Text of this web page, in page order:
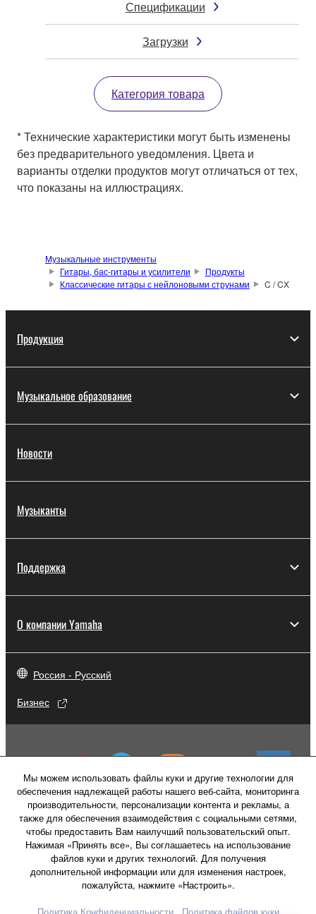
Спецификации
Загрузки
Категория товара
* Технические характеристики могут быть изменены
без предварительного уведомления. Цвета и
варианты отделки продуктов могут отличаться от тех,
что показаны на иллюстрациях.
Музыкальные инструменты
Гитары, бас-гитары и усилители
Продукты
Классические гитары с нейлоновыми струнами
C / CX
Продукция
Музыкальное образование
Новости
Музыканты
Поддержка
О компании Yamaha
Россия - Русский
Бизнес
Мы можем использовать файлы куки и другие технологии для
обеспечения надлежащей работы нашего веб-сайта, мониторинга
производительности, персонализации контента и рекламы, а
также для обеспечения взаимодействия с социальными сетями,
чтобы предоставить Вам наилучший пользовательский опыт.
Нажимая «Принять все», Вы соглашаетесь на использование
файлов куки и других технологий. Для получения
дополнительной информации или для изменения настроек,
пожалуйста, нажмите «Настроить».
Свяжитесь с намиУсловия использования
Политика конфиденциальности